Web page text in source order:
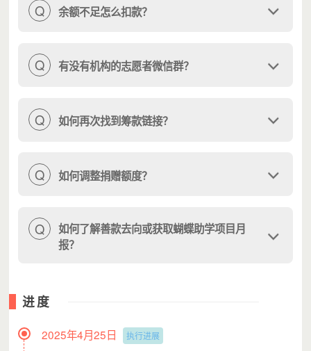
<项目预算>
余款处理说明：本项目最低执行金额为0元，不足费用将通
过其他渠道筹募。若项目执行完成善款仍有剩余，将用于同
类助学项目中。
Q 余额不足怎么扣款？
Q 有没有机构的志愿者微信群？
Q 如何再次找到筹款链接？
Q 如何调整捐赠额度？
Q
如何了解善款去向或获取蝴蝶助学项目月
报？
进度
2025年4月25日 执行进展